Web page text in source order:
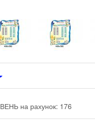
на рахунок: 176